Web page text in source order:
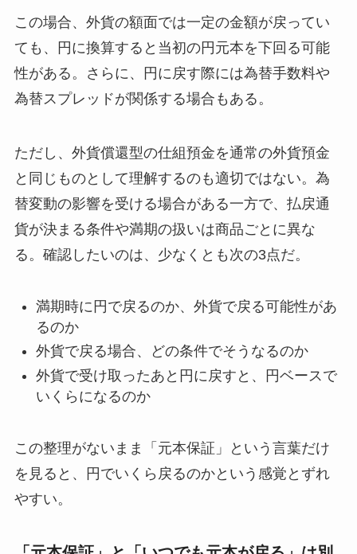
この場合、外貨の額面では一定の金額が戻ってい
ても、円に換算すると当初の円元本を下回る可能
性がある。さらに、円に戻す際には為替手数料や
為替スプレッドが関係する場合もある。
ただし、外貨償還型の仕組預金を通常の外貨預金
と同じものとして理解するのも適切ではない。為
替変動の影響を受ける場合がある一方で、払戻通
貨が決まる条件や満期の扱いは商品ごとに異な
る。確認したいのは、少なくとも次の3点だ。
満期時に円で戻るのか、外貨で戻る可能性があ
るのか
外貨で戻る場合、どの条件でそうなるのか
外貨で受け取ったあと円に戻すと、円ベースで
いくらになるのか
この整理がないまま「元本保証」という言葉だけ
を見ると、円でいくら戻るのかという感覚とずれ
やすい。